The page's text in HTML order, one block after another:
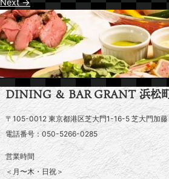
Next →
DINING ＆ BAR GRANT 浜松
〒105-0012 東京都港区芝大門1-16-5 芝大門加藤
電話番号：050-5266-0285
営業時間
＜月〜木・日祝＞